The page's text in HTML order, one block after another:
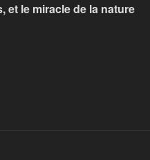
et le miracle de la nature